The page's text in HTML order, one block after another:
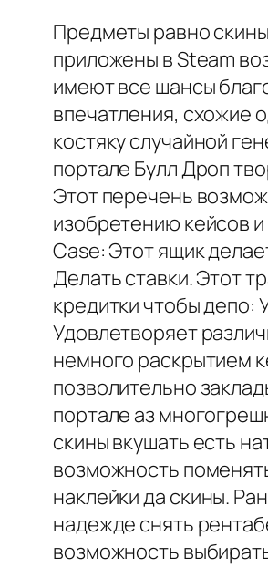
Предметы равно
приложены в Steam
имеют все шансы
впечатления, схожие
костяку случайной
портале Булл Дроп
Этот перечень
изобретению кейсов
Case: Этот ящик
Делать ставки. Этот
кредитки чтобы
Удовлетворяет
немного раскрытием
позволительно
портале аз
скины вкушать есть
возможность
наклейки да скины.
надежде снять
возможность